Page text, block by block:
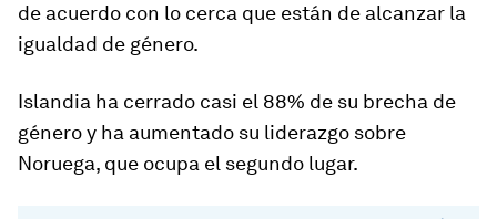
de acuerdo con lo cerca que están de alcanzar la
igualdad de género.
Islandia ha cerrado casi el 88% de su brecha de
género y ha aumentado su liderazgo sobre
Noruega, que ocupa el segundo lugar.